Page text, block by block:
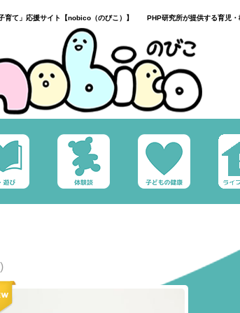
育て」応援サイト【nobico（のびこ）】 PHP研究所が提供する育児・